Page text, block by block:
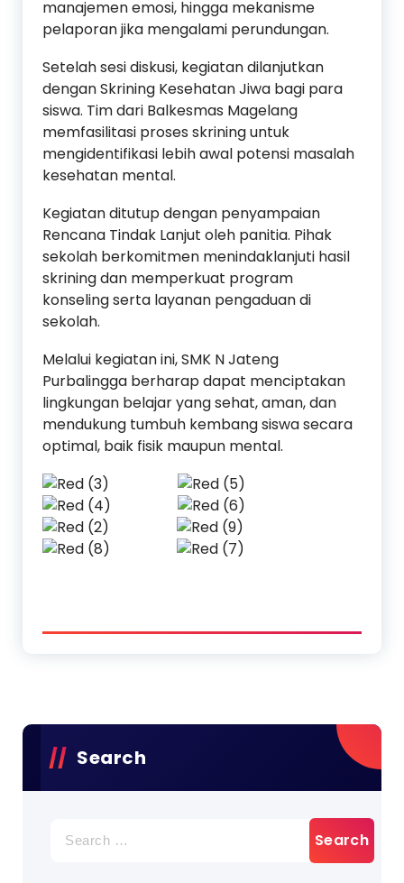
manajemen emosi, hingga mekanisme
pelaporan jika mengalami perundungan.
Setelah sesi diskusi, kegiatan dilanjutkan
dengan Skrining Kesehatan Jiwa bagi para
siswa. Tim dari Balkesmas Magelang
memfasilitasi proses skrining untuk
mengidentifikasi lebih awal potensi masalah
kesehatan mental.
Kegiatan ditutup dengan penyampaian
Rencana Tindak Lanjut oleh panitia. Pihak
sekolah berkomitmen menindaklanjuti hasil
skrining dan memperkuat program
konseling serta layanan pengaduan di
sekolah.
Melalui kegiatan ini, SMK N Jateng
Purbalingga berharap dapat menciptakan
lingkungan belajar yang sehat, aman, dan
mendukung tumbuh kembang siswa secara
optimal, baik fisik maupun mental.
Search